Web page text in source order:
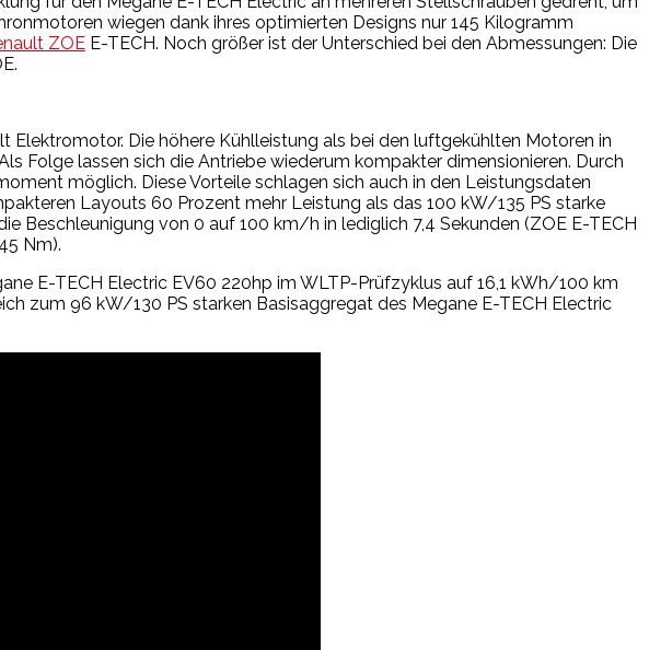
wiegen dank ihres optimierten Designs nur 145 Kilogramm
ZOE E-TECH. Noch größer ist der Unterschied bei den Abmessungen: Die
Elektromotor. Die höhere Kühlleistung als bei den luftgekühlten Motoren in
Folge lassen sich die Antriebe wiederum kompakter dimensionieren. Durch
möglich. Diese Vorteile schlagen sich auch in den Leistungsdaten
Layouts 60 Prozent mehr Leistung als das 100 kW/135 PS starke
Beschleunigung von 0 auf 100 km/h in lediglich 7,4 Sekunden (ZOE E-TECH
Nm).
E-TECH Electric EV60 220hp im WLTP-Prüfzyklus auf 16,1 kWh/100 km
zum 96 kW/130 PS starken Basisaggregat des Megane E-TECH Electric